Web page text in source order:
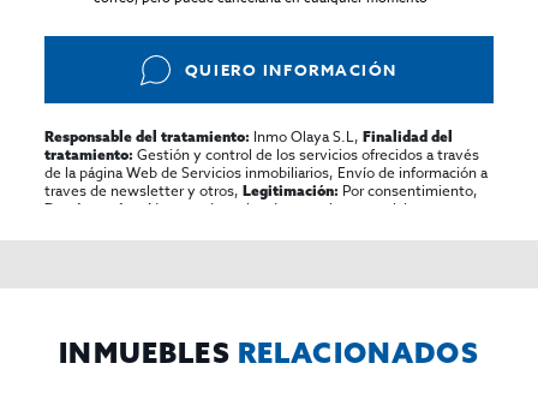
QUIERO INFORMACIÓN
Responsable del tratamiento: Inmo Olaya S.L,Finalidad del
tratamiento: Gestión y control de los servicios ofrecidos a través
de la página Web de Servicios inmobiliarios, Envío de información a
traves de newsletter y otros,Legitimación: Por consentimiento,
Destinatarios:
No se cederan los datos, salvo para elaborar
rectificar y suprimir los datos, solicitar la portabilidad de los
INMUEBLES RELACIONADOS